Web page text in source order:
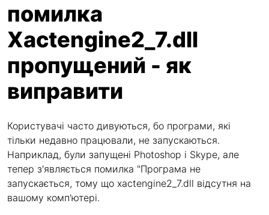
помилка
Xactengine2_7.dll
пропущений - як
виправити
Користувачі часто дивуються, бо програми, які
тільки недавно працювали, не запускаються.
Наприклад, були запущені Photoshop і Skype, але
тепер з'являється помилка "Програма не
запускається, тому що xactengine2_7.dll відсутня на
вашому комп'ютері.